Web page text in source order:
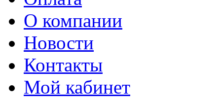
О компании
Новости
Контакты
Мой кабинет